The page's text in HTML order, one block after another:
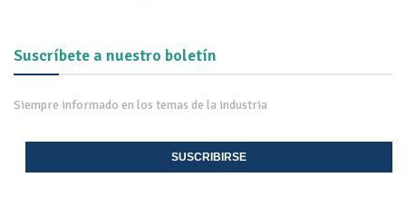
Suscríbete a nuestro boletín
Siempre informado en los temas de la industria
SUSCRIBIRSE